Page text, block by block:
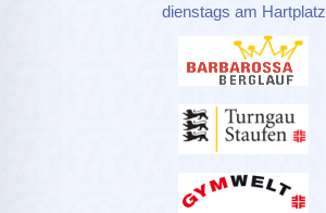
dienstags am Hartplatz